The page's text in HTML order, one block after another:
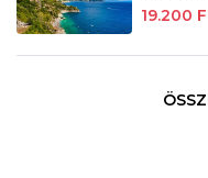
19.200